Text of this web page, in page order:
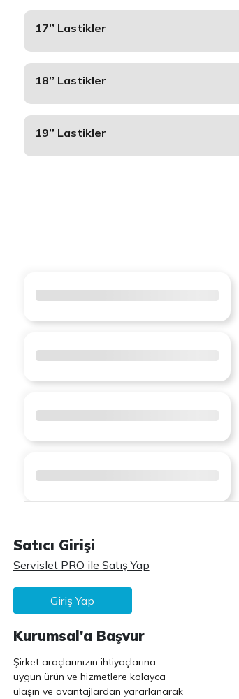
17’’ Lastikler
18’’ Lastikler
19’’ Lastikler
Satıcı Girişi
Servislet PRO ile Satış Yap
Giriş Yap
Kurumsal'a Başvur
Şirket araçlarınızın ihtiyaçlarına
uygun ürün ve hizmetlere kolayca
ulaşın ve avantajlardan yararlanarak